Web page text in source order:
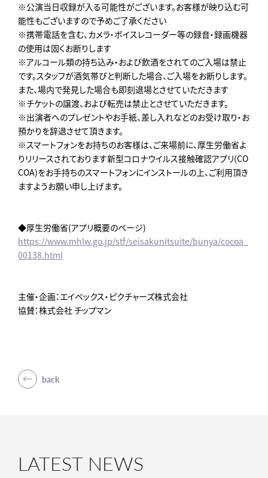
※公演当日収録が入る可能性がございます。お客様が映り込む可
能性もございますので予めご了承ください
※携帯電話を含む、カメラ・ボイスレコーダー等の録音・録画機器
の使用は固くお断りします
※アルコール類の持ち込み・および飲酒をされてのご入場は禁止
です。スタッフが酒気帯びと判断した場合、ご入場をお断りします。
また、場内で発見した場合も即刻退場とさせていただきます
※チケットの譲渡、および転売は禁止とさせていただきます。
※出演者へのプレゼントやお手紙、差し入れなどのお受け取り・お
預かりを辞退させて頂きます。
※スマートフォンをお持ちのお客様は、ご来場前に、厚生労働省よ
りリリースされております新型コロナウイルス接触確認アプリ(CO
COA)をお手持ちのスマートフォンにインストールの上、ご利用頂き
ますようお願い申し上げます。
◆厚生労働省(アプリ概要のページ)
https://www.mhlw.go.jp/stf/seisakunitsuite/bunya/cocoa_
00138.html
主催・企画：エイベックス・ピクチャーズ株式会社
協賛：株式会社 チップマン
back
LATEST NEWS